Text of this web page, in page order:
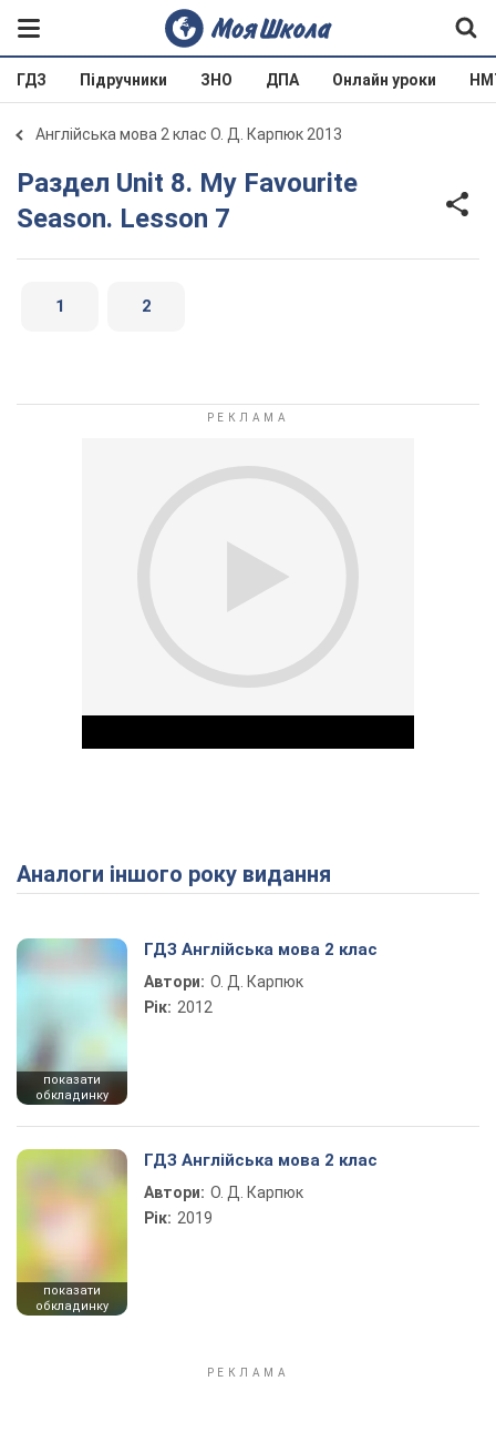
ГДЗ Підручники ЗНО ДПА Онлайн уроки
Англійська мова 2 клас О. Д. Карпюк 2013
Раздел Unit 8. My Favourite
Season. Lesson 7
1 2
Play Video
Аналоги іншого року видання
показати
обкладинку
ГДЗ Англійська мова 2 клас
Автори: О. Д. Карпюк
Рік: 2012
показати
обкладинку
ГДЗ Англійська мова 2 клас
Автори: О. Д. Карпюк
Рік: 2019